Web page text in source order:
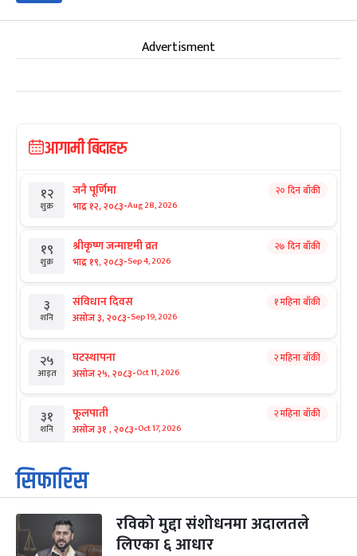
Advertisment
आगामी बिदाहरु
१२
शुक्र
जनै पूर्णिमा
भाद्र १२, २०८३-Aug 28, 2026
२० दिन बाँकी
१९
शुक्र
श्रीकृष्ण जन्माष्टमी व्रत
भाद्र १९, २०८३-Sep 4, 2026
२७ दिन बाँकी
३
शनि
संविधान दिवस
असोज ३, २०८३-Sep 19, 2026
१ महिना बाँकी
२५
आइत
घटस्थापना
असोज २५, २०८३-Oct 11, 2026
२ महिना बाँकी
३१
शनि
फूलपाती
असोज ३१ , २०८३-Oct 17, 2026
२ महिना बाँकी
१
आइत
कार्तिक सङ्क्रान्ति
कार्तिक १, २०८३
मंगल कार्तिक ३, २०८३-Oct 20, 2026
२ महिना बाँकी
सिफारिस
रविको मुद्दा संशोधनमा अदालतले
लिएका ६ आधार